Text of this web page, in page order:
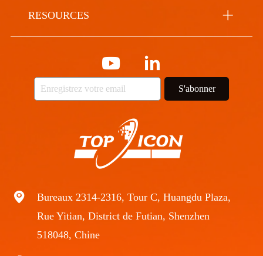
Bureaux 2314-2316, Tour C, Huangdu Plaza,
Rue Yitian, District de Futian, Shenzhen
518048, Chine
RESOURCES
S'abonner